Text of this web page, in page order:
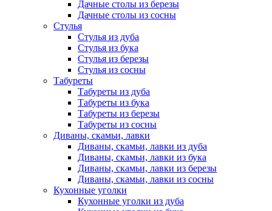
Дачные столы из березы
Дачные столы из сосны
Стулья
Стулья из дуба
Стулья из бука
Стулья из березы
Стулья из сосны
Табуреты
Табуреты из дуба
Табуреты из бука
Табуреты из березы
Табуреты из сосны
Диваны, скамьи, лавки
Диваны, скамьи, лавки из дуба
Диваны, скамьи, лавки из бука
Диваны, скамьи, лавки из березы
Диваны, скамьи, лавки из сосны
Кухонные уголки
Кухонные уголки из дуба